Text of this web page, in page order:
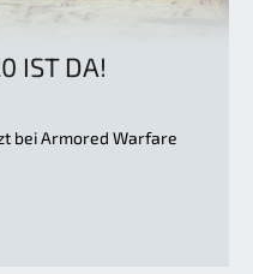
IST DA!
bei Armored Warfare